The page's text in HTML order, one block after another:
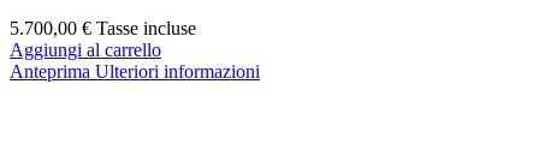
5.700,00 € Tasse incluse
Aggiungi al carrello
Anteprima Ulteriori informazioni